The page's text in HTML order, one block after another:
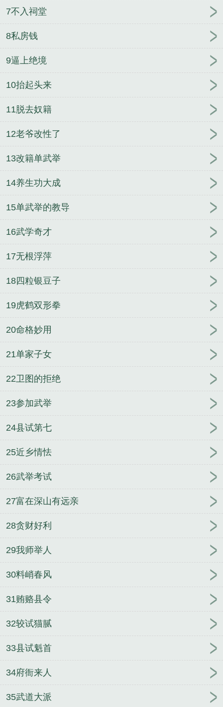
特卖！
用换装系统开马甲后，修罗场了
儿砸，别再
卷
王的六零年代
阴湿是我演，你
宋县令庶女
苟成圣人，仙官召
你们不要败坏师门呀
7不入祠堂
8私房钱
9逼上绝境
10抬起头来
11脱去奴籍
12老爷改性了
13改籍单武举
14养生功大成
15单武举的教导
16武学奇才
17无根浮萍
18四粒银豆子
19虎鹤双形拳
20命格妙用
21单家子女
22卫图的拒绝
23参加武举
24县试第七
25近乡情怯
26武举考试
27富在深山有远亲
28贪财好利
29我师举人
30料峭春风
31贿赂县令
32较试猫腻
33县试魁首
34府衙来人
35武道大派